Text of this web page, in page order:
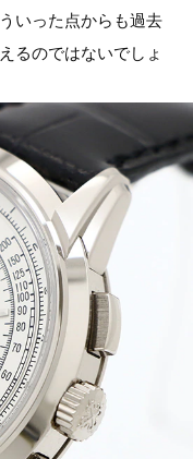
いった点からも過去
るのではないでしょ